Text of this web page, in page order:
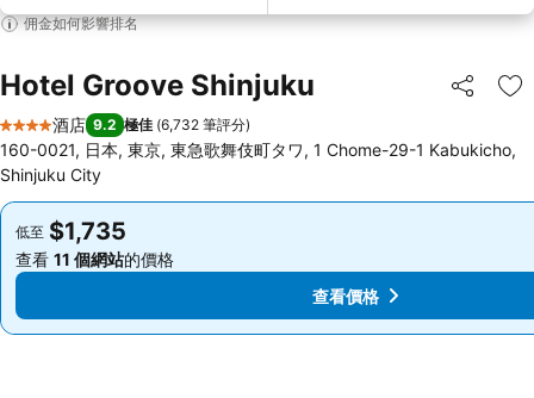
佣金如何影響排名
Hotel Groove Shinjuku 分享
放
4 星級
酒店 9.2 極佳 (6,732 筆評分)
160-0021, 日本, 東京, 東急歌舞伎町タワ, 1 Chome-29-1 Kabukicho,
Shinjuku City
低至 $1,735
查看 11 個網站的價格
低至 $1,735
查看 11 個網站的價格
查看價格